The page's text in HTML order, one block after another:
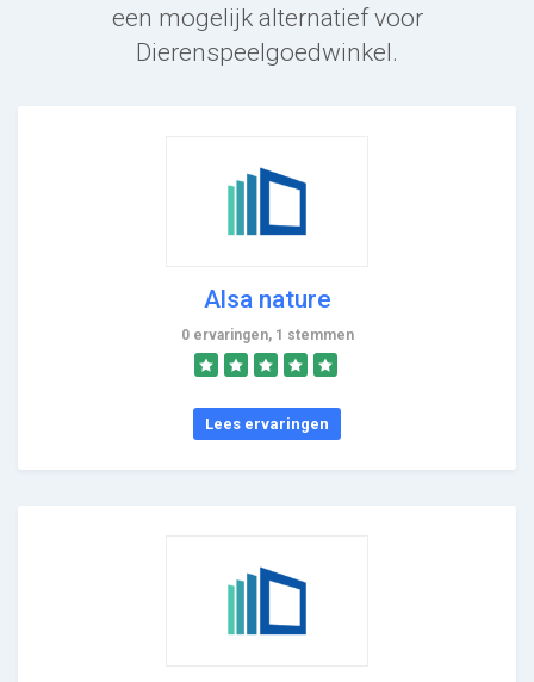
een mogelijk alternatief voor
Dierenspeelgoedwinkel.
Alsa nature
0 ervaringen, 1 stemmen
Lees ervaringen